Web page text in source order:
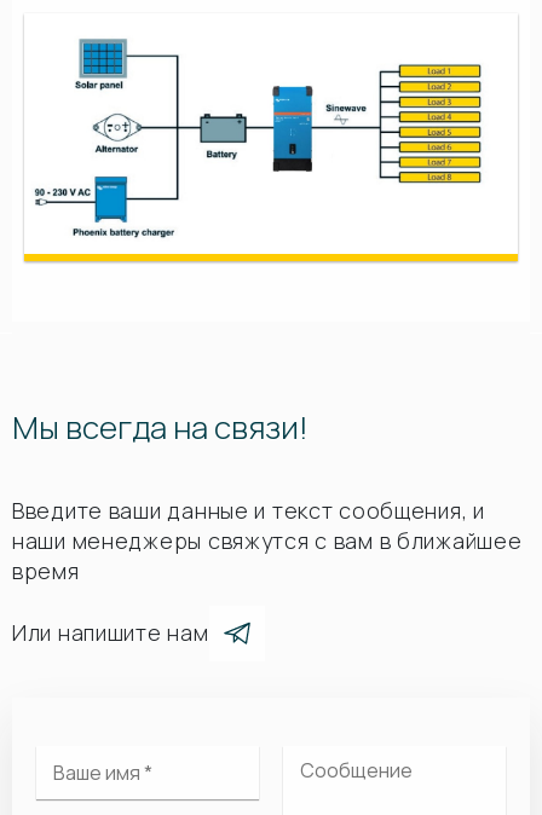
Мы всегда на связи!
Введите ваши данные и текст сообщения, и
наши менеджеры свяжутся с вам в ближайшее
время
Или напишите нам